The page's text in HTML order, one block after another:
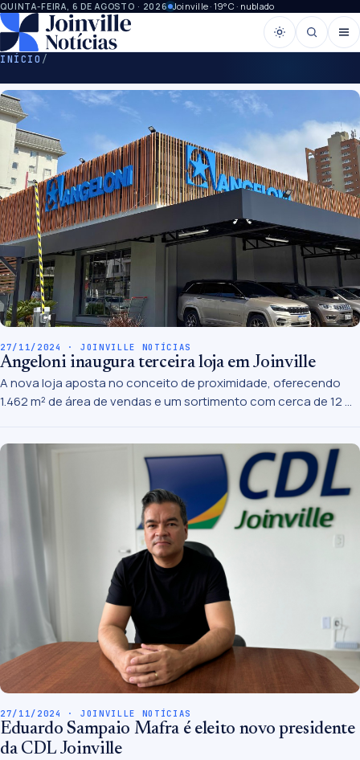
QUINTA-FEIRA, 6 DE AGOSTO · 2026 Joinville · 19°C · nublado
INÍCIO /
27/11/2024 · JOINVILLE NOTÍCIAS
Angeloni inaugura terceira loja em Joinville
A nova loja aposta no conceito de proximidade, oferecendo
1.462 m² de área de vendas e um sortimento com cerca de 12 mil
27/11/2024 · JOINVILLE NOTÍCIAS
Eduardo Sampaio Mafra é eleito novo presidente
da CDL Joinville